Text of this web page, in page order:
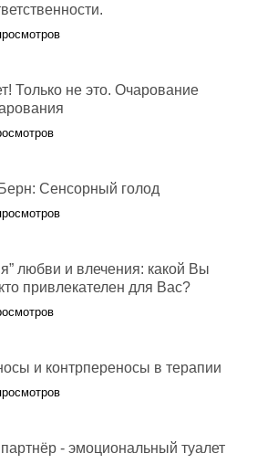
Только не это. Очарование
Сенсорный голод
любви и влечения: какой Вы
привлекателен для Вас?
и контрпереносы в терапии
партнёр - эмоциональный туалет